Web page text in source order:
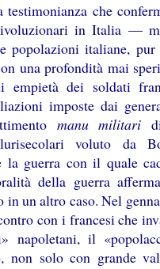
che
in Italia ―
italiane, pur
una profondità mai
empietà dei soldati
imposte dai
manu militari
voluto da
la guerra con il quale
della guerra
un altro caso. Nel
con i francesi che
napoletani, il
non solo con grande